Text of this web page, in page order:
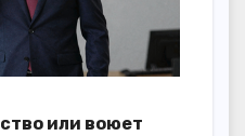
или воюет